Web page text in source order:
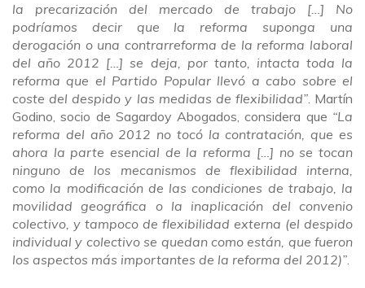
la precarización del mercado de trabajo […] No
podríamos decir que la reforma suponga una
derogación o una contrarreforma de la reforma laboral
del año 2012 […] se deja, por tanto, intacta toda la
reforma que el Partido Popular llevó a cabo sobre el
coste del despido y las medidas de flexibilidad”. Martín
Godino, socio de Sagardoy Abogados, considera que “La
reforma del año 2012 no tocó la contratación, que es
ahora la parte esencial de la reforma […] no se tocan
ninguno de los mecanismos de flexibilidad interna,
como la modificación de las condiciones de trabajo, la
movilidad geográfica o la inaplicación del convenio
colectivo, y tampoco de flexibilidad externa (el despido
individual y colectivo se quedan como están, que fueron
los aspectos más importantes de la reforma del 2012)”.